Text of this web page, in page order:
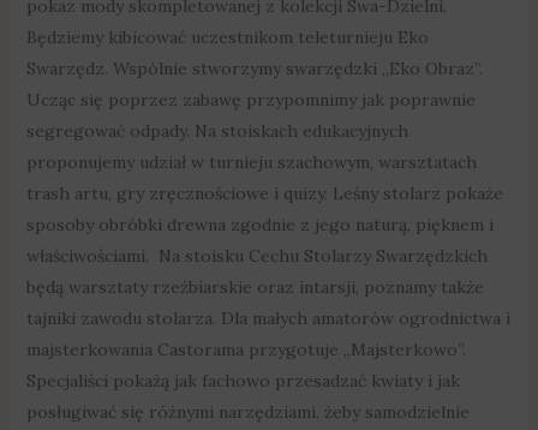
pokaz mody skompletowanej z kolekcji Swa-Dzielni.
Będziemy kibicować uczestnikom teleturnieju Eko
Swarzędz. Wspólnie stworzymy swarzędzki „Eko Obraz”.
Ucząc się poprzez zabawę przypomnimy jak poprawnie
segregować odpady. Na stoiskach edukacyjnych
proponujemy udział w turnieju szachowym, warsztatach
trash artu, gry zręcznościowe i quizy. Leśny stolarz pokaże
sposoby obróbki drewna zgodnie z jego naturą, pięknem i
właściwościami. Na stoisku Cechu Stolarzy Swarzędzkich
będą warsztaty rzeźbiarskie oraz intarsji, poznamy także
tajniki zawodu stolarza. Dla małych amatorów ogrodnictwa i
majsterkowania Castorama przygotuje „Majsterkowo”.
Specjaliści pokażą jak fachowo przesadzać kwiaty i jak
posługiwać się różnymi narzędziami, żeby samodzielnie